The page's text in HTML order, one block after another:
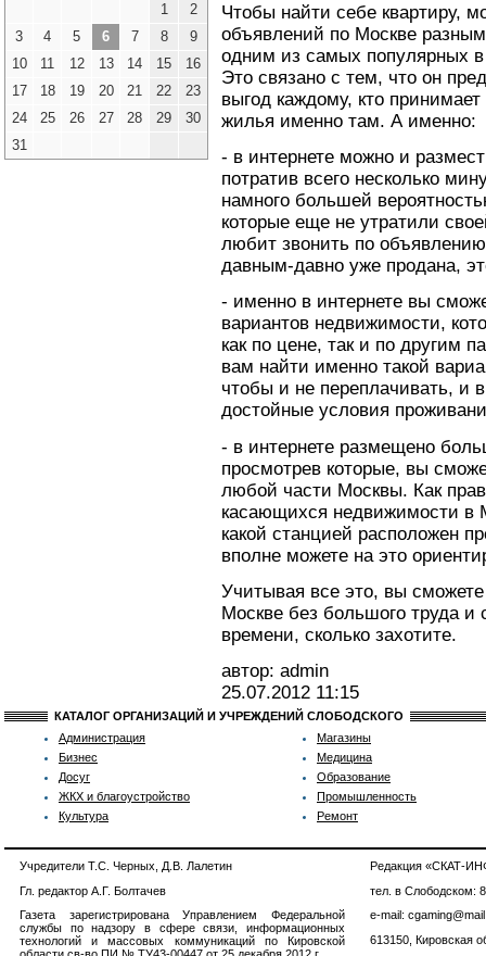
1
2
3
4 5 6 7 8
9
10
11 12 13 14 15
16
17
18 19 20 21 22
23
24
25 26 27 28 29
30
31
Чтобы найти себе квартиру,
объявлений по Москве
одним из самых популярных в
Это связано с тем, что он
выгод каждому, кто
жилья именно там. А именно:
- в интернете можно и
потратив всего несколько
намного большей
которые еще не утратили
любит звонить по
давным-давно уже продана,
- именно в интернете вы
вариантов недвижимости,
как по цене, так и по другим
вам найти именно такой
чтобы и не переплачивать, и
достойные условия
- в интернете размещено
просмотрев которые, вы
любой части Москвы. Как
касающихся недвижимости в
какой станцией расположен
вполне можете на это
Учитывая все это, вы
Москве без большого труда и
времени, сколько захотите.
автор: admin
25.07.2012 11:15
КАТАЛОГ ОРГАНИЗАЦИЙ И УЧРЕЖДЕНИЙ СЛОБОДСКОГО
Администрация
Бизнес
Досуг
ЖКХ и благоустройство
Культура
Магазины
Медицина
Образование
Промышленность
Ремонт
Учредители Т.С. Черных, Д.В. Лалетин
Гл. редактор А.Г. Болтачев
Газета зарегистрирована Управлением Федеральной
службы по надзору в сфере связи, информационных
технологий и массовых коммуникаций по Кировской
Редакция «СКАТ-
тел. в Слободском:
e-mail:
613150, Кировская